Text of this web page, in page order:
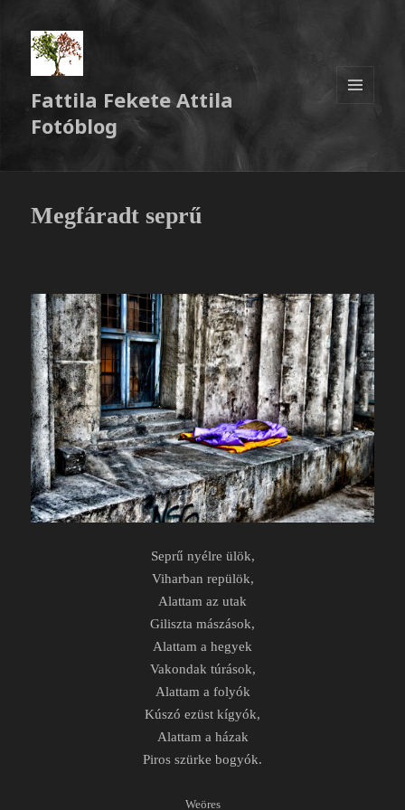
Fattila Fekete Attila
Fotóblog
Megfáradt seprű
Seprű nyélre ülök,
Viharban repülök,
Alattam az utak
Giliszta mászások,
Alattam a hegyek
Vakondak túrások,
Alattam a folyók
Kúszó ezüst kígyók,
Alattam a házak
Piros szürke bogyók.
Weöres